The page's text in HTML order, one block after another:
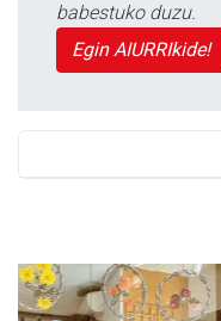
babestuko duzu.
Egin AIURRIkide!